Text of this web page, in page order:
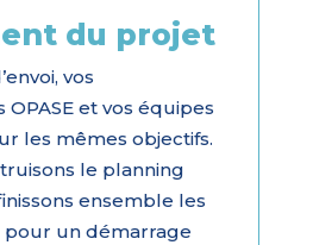
du projet
vos
et vos équipes
les mêmes objectifs.
le planning
ensemble les
pour un démarrage